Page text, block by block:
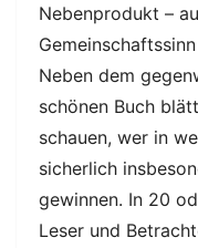
Nebenprodukt –
Neben dem
schönen Buch
schauen, wer in
sicherlich
gewinnen. In 20
Leser und